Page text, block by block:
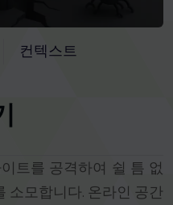
컨텍스트
트를 공격하여 쉴 틈 없
소모합니다. 온라인 공간